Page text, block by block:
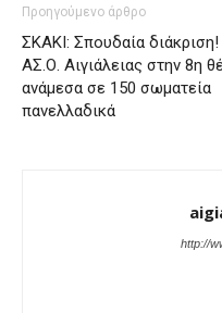
Προηγούμενο άρθρο
ΣΚΑΚΙ: Σπουδαία
ΑΣ.Ο. Αιγιάλειας στην 8η
ανάμεσα σε 150 σωματεία
πανελλαδικά
http://